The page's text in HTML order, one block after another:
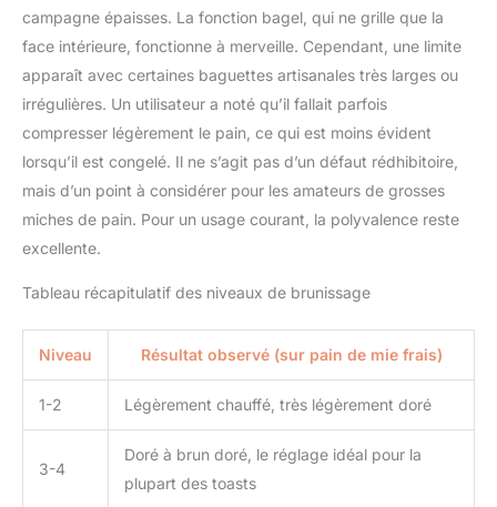
campagne épaisses. La fonction bagel, qui ne grille que la
face intérieure, fonctionne à merveille. Cependant, une limite
apparaît avec certaines baguettes artisanales très larges ou
irrégulières. Un utilisateur a noté qu’il fallait parfois
compresser légèrement le pain, ce qui est moins évident
lorsqu’il est congelé. Il ne s’agit pas d’un défaut rédhibitoire,
mais d’un point à considérer pour les amateurs de grosses
miches de pain. Pour un usage courant, la polyvalence reste
excellente.
Tableau récapitulatif des niveaux de brunissage
Niveau Résultat observé (sur pain de mie frais)
1-2 Légèrement chauffé, très légèrement doré
3-4
Doré à brun doré, le réglage idéal pour la
plupart des toasts